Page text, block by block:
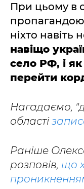
При цьому в
пропагандою
ніхто навіть
навіщо
село РФ, і
перейти
Нагадаємо,
області
Раніше
розповів, що